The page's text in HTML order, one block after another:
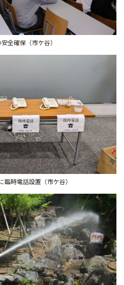
全確保（市ケ谷）
臨時電話設置（市ケ谷）